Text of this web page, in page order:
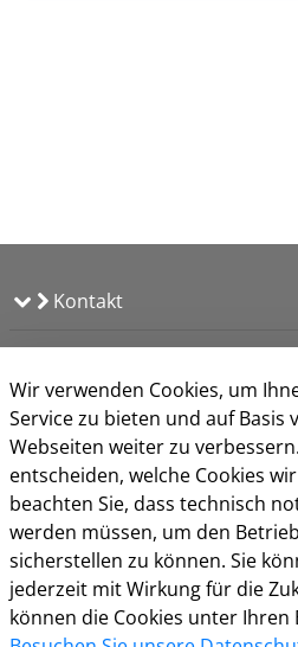
Kontakt
Wir verwenden Cookies, um
Service zu bieten und auf Basis
Webseiten weiter zu
entscheiden, welche Cookies
beachten Sie, dass technisch
werden müssen, um den
sicherstellen zu können. Sie
jederzeit mit Wirkung für die
können die Cookies unter Ihren